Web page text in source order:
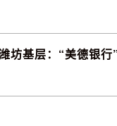
坊基层：“美德银